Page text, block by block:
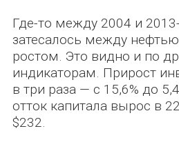
Где-то между 2004 и
затесалось между
ростом. Это видно и по
индикаторам. Прирост
в три раза — с 15,6% до
отток капитала вырос в
$232.